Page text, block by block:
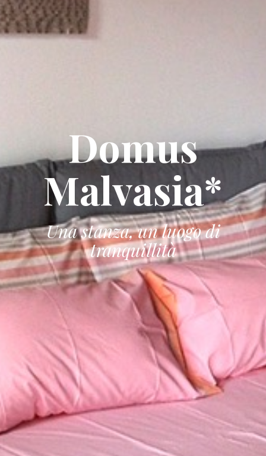
Domus
Malvasia*
Una stanza, un luogo di
tranquillità